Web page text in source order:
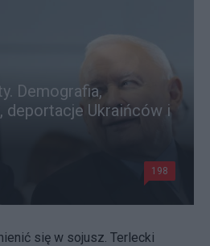
Demografia,
deportacje Ukraińców i
198
się w sojusz. Terlecki